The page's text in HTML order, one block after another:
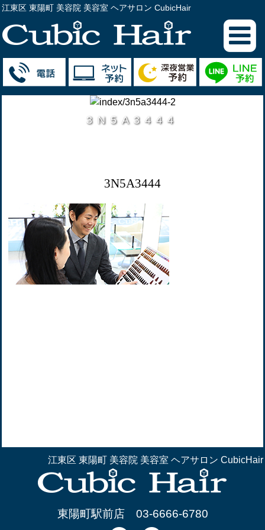
江東区 東陽町 美容院 美容室 ヘアサロン CubicHair
3N5A3444
3N5A3444
江東区 東陽町 美容院 美容室 ヘアサロン CubicHair
東陽町駅前店 03-6666-6780